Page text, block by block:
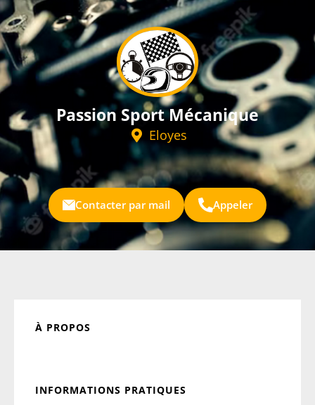
Passion Sport Mécanique
Eloyes
Contacter par mail Appeler
À PROPOS
INFORMATIONS PRATIQUES